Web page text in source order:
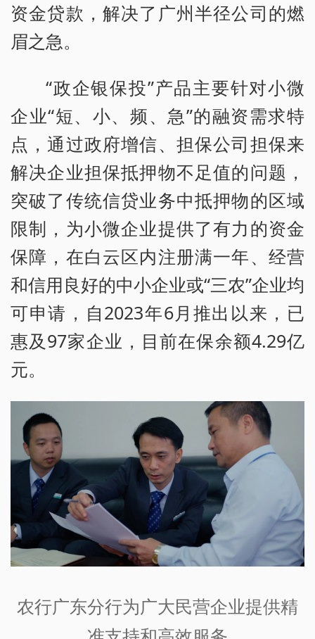
资金贷款，解决了广州半径公司的燃
眉之急。
“政企银保投”产品主要针对小微
企业“短、小、频、急”的融资需求特
点，通过政府增信、担保公司担保来
解决企业担保抵押物不足值的问题，
突破了传统信贷业务中抵押物的区域
限制，为小微企业提供了有力的资金
保障，在白云区内注册满一年、经营
和信用良好的中小企业或“三农”企业均
可申请，自2023年6月推出以来，已
惠及97家企业，目前在保余额4.29亿
元。
农行广东分行为广大民营企业提供精